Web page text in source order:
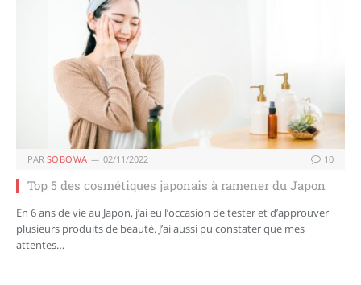
PAR SOBOWA 02/11/2022 10
Top 5 des cosmétiques japonais à ramener du Japon
En 6 ans de vie au Japon, j’ai eu l’occasion de tester et d’approuver
plusieurs produits de beauté. J’ai aussi pu constater que mes
attentes…